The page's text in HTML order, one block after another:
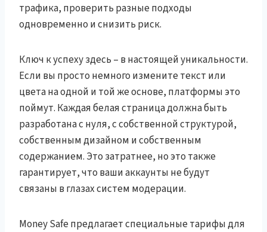
трафика, проверить разные подходы
одновременно и снизить риск.
Ключ к успеху здесь – в настоящей уникальности.
Если вы просто немного измените текст или
цвета на одной и той же основе, платформы это
поймут. Каждая белая страница должна быть
разработана с нуля, с собственной структурой,
собственным дизайном и собственным
содержанием. Это затратнее, но это также
гарантирует, что ваши аккаунты не будут
связаны в глазах систем модерации.
Money Safe предлагает специальные тарифы для